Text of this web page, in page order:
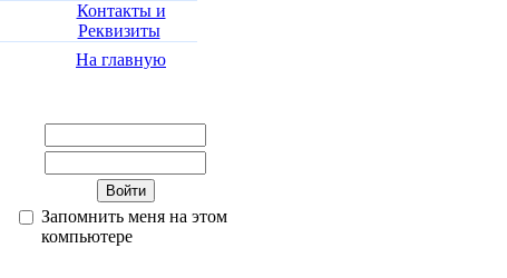
Контакты и
Реквизиты
На главную
Запомнить меня на этом
компьютере